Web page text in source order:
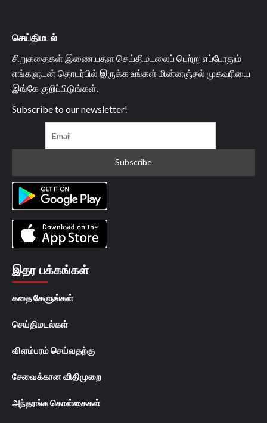
செய்திமடல்
சிறுகதைகள் இணையதள செய்திமடலைப் பெற்று எப்போதும்
எங்களுடன் தொடர்பில் இருக்க உங்கள் மின்னஞ்சல் முகவரியை
இங்கே குறிப்பிடுங்கள்.
Subscribe to our newsletter!
இதர பக்கங்கள்
கதை கேளுங்கள்
செய்திமடல்கள்
விளம்பரம் செய்வதற்கு
சேவைக்கான விதிமுறை
அந்தரங்க கொள்கைகள்